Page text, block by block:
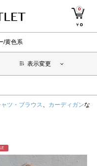
0
￥0
/黄色系
表示変更
ャツ・ブラウス、 カーディガンな